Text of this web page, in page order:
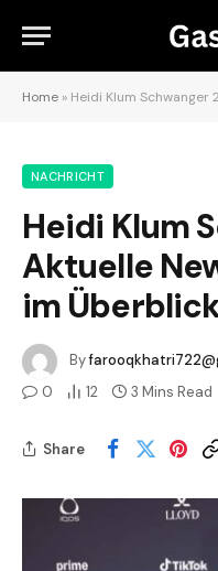
Home » Heidi Klum Schwanger
NACHRICHT
Heidi Klum
Aktuelle
im
By
0
12 3 Mins Read
Share